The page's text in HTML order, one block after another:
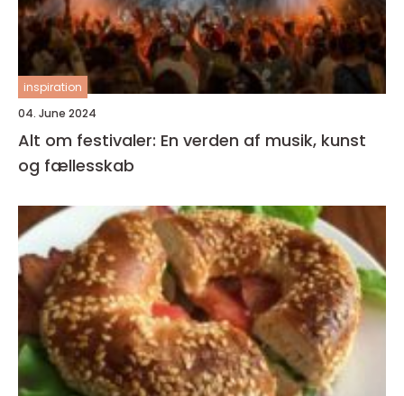
inspiration
04. June 2024
Alt om festivaler: En verden af musik, kunst
og fællesskab